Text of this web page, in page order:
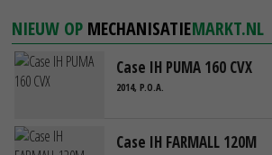
NIEUW OP MECHANISATIEMARKT.NL
Case IH PUMA 160 CVX
2014, P.O.A.
Case IH FARMALL 120M